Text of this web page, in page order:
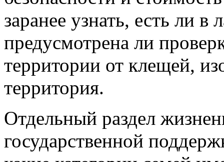
заранее узнать, есть ли в
предусмотрена ли
территории от клещей,
территория.
Отдельный раздел
государственной